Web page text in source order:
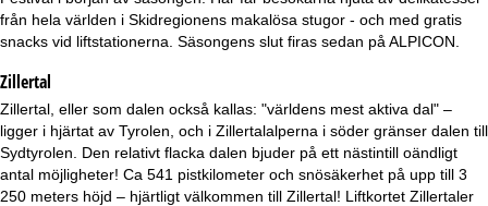
från hela världen i Skidregionens makalösa stugor - och med gratis
snacks vid liftstationerna. Säsongens slut firas sedan på ALPICON.
Zillertal
Zillertal, eller som dalen också kallas: "världens mest aktiva dal" –
ligger i hjärtat av Tyrolen, och i Zillertalalperna i söder gränser dalen till
Sydtyrolen. Den relativt flacka dalen bjuder på ett nästintill oändligt
antal möjligheter! Ca 541 pistkilometer och snösäkerhet på upp till 3
250 meters höjd – hjärtligt välkommen till Zillertal! Liftkortet Zillertaler